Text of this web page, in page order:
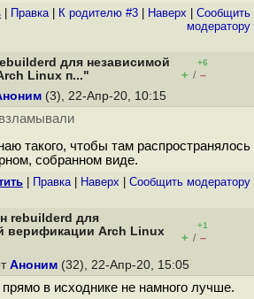
Правка| К родителю #3 Наверх
Cообщить
модератору
для независимой
Linux п..."
+6
+ / –
(3), 22-Апр-20, 10:15
такого, чтобы там распространялось
собранном виде.
Правка| Наверх Cообщить модератору
rebuilderd для
верификации Arch Linux
+1
+ / –
Аноним (32), 22-Апр-20, 15:05
в исходнике не намного лучше.